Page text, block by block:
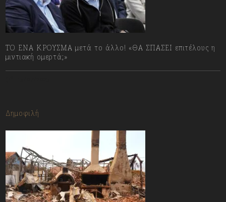
ΤΟ ΕΝΑ ΚΡΟΥΣΜΑ μετά το άλλο! «ΘΑ ΣΠΑΣΕΙ επιτέλους η
μιντιακή ομερτά;»
Δημοφιλή